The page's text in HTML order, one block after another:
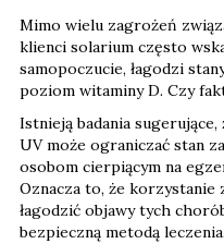
Mimo wielu zagrożeń
klienci solarium często
samopoczucie, łagodzi
poziom witaminy D. Czy
Istnieją badania
UV może ograniczać stan
osobom cierpiącym na
Oznacza to, że korzystanie
łagodzić objawy tych
bezpieczną metodą leczenia.